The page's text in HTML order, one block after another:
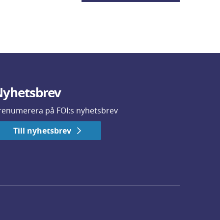
på FOI:s nyhetsbrev
Till nyhetsbrev